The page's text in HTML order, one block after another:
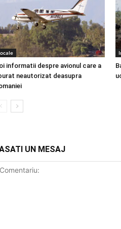
informatii despre avionul care a
neautorizat deasupra
UN MESAJ